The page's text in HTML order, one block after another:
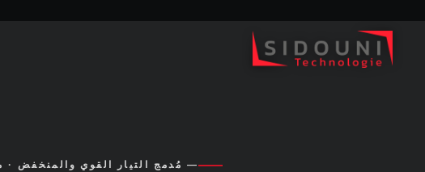
— مُدمج التيار القوي والمنخفض · منذ